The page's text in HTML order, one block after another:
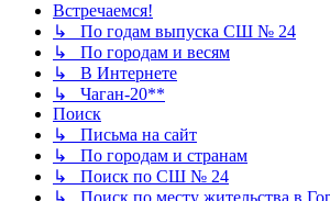
Встречаемся!
↳ По годам выпуска СШ № 24
↳ По городам и весям
↳ В Интернете
↳ Чаган-20**
Поиск
↳ Письма на сайт
↳ По городам и странам
↳ Поиск по СШ № 24